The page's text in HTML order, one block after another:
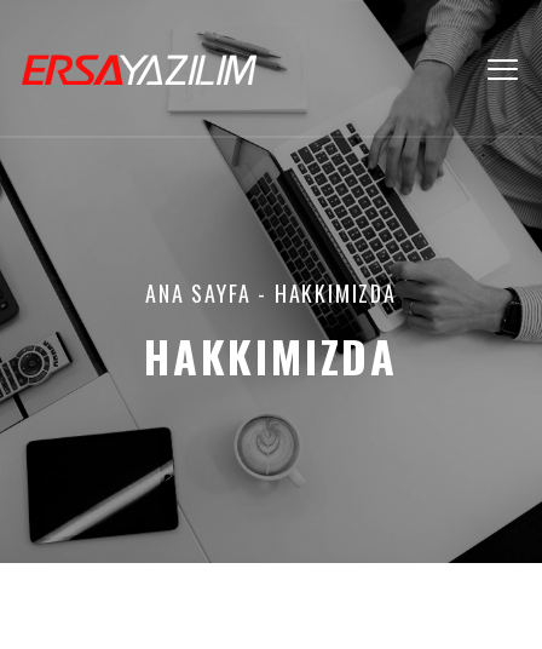
ANA SAYFA - HAKKIMIZDA
HAKKIMIZDA